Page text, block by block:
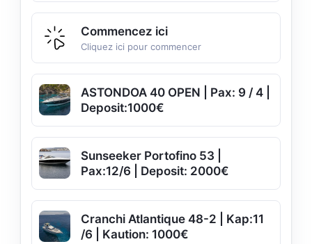
Commencez ici
Cliquez ici pour commencer
ASTONDOA 40 OPEN | Pax: 9 / 4 |
Deposit:1000€
Sunseeker Portofino 53 |
Pax:12/6 | Deposit: 2000€
Cranchi Atlantique 48-2 | Kap:11
/6 | Kaution: 1000€